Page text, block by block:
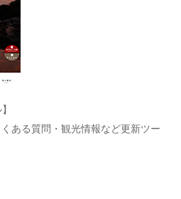
ある質問・観光情報など更新ツー